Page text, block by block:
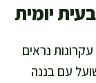
יומית
נראים
עם בננה